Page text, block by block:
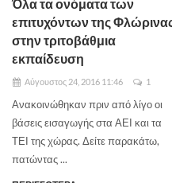
Όλα τα ονόματα των
επιτυχόντων της
στην τριτοβάθμια
εκπαίδευση
Αύγουστος 24, 2016 11:46 1
Ανακοινώθηκαν πριν από λίγο οι
βάσεις εισαγωγής στα ΑΕΙ και τα
ΤΕΙ της χώρας. Δείτε παρακάτω,
πατώντας ...